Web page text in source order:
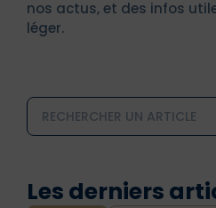
nos actus, et des infos
léger.
Les derniers